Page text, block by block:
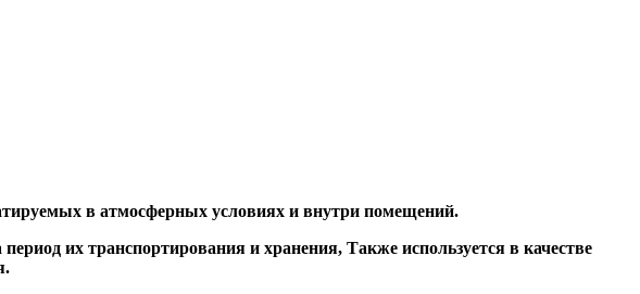
в атмосферных условиях и внутри помещений.
их транспортирования и хранения, Также используется в качестве